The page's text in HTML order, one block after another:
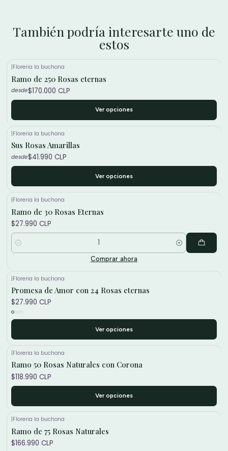
También podría interesarte uno de
estos
|Floreria la buchona
Ramo de 250 Rosas eternas
desde$170.000 CLP
Ver opciones
|Floreria la buchona
Sus Rosas Amarillas
desde$41.990 CLP
Ver opciones
|Floreria la buchona
Ramo de 30 Rosas Eternas
$27.990 CLP
Cantidad
Comprar ahora
|Floreria la buchona
Promesa de Amor con 24 Rosas eternas
$27.990 CLP
Ver opciones
|Floreria la buchona
Ramo 50 Rosas Naturales con Corona
$118.990 CLP
Ver opciones
|Floreria la buchona
Ramo de 75 Rosas Naturales
$166.990 CLP